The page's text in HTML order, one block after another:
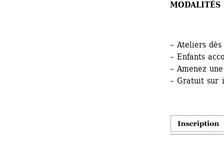
MODALITÉS
– Ateliers dès
– Enfants
– Amenez
– Gratuit sur